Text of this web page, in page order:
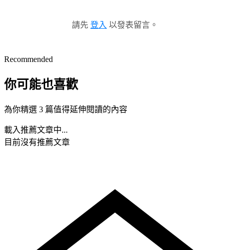
請先 登入 以發表留言。
Recommended
你可能也喜歡
為你精選 3 篇值得延伸閱讀的內容
載入推薦文章中...
目前沒有推薦文章